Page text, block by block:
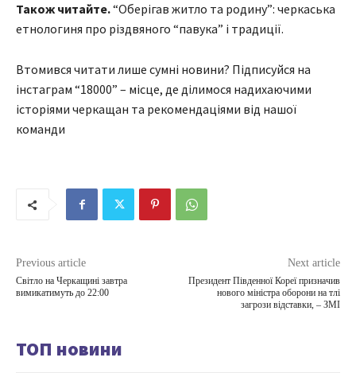
Також читайте.“Оберігав житло та родину”: черкаська
етнологиня про різдвяного “павука” і традиції.
Втомився читати лише сумні новини? Підписуйся на
інстаграм “18000” – місце, де ділимося надихаючими
історіями черкащан та рекомендаціями від нашої
команди
Previous article
Світло на Черкащині завтра
вимикатимуть до 22:00
Next article
Президент Південної Кореї призначив
нового міністра оборони на тлі
загрози відставки, – ЗМІ
ТОП новини